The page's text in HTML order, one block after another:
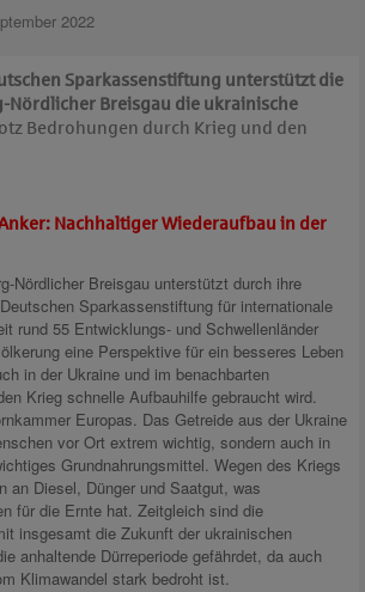
2022
Sparkassenstiftung unterstützt die
Nördlicher Breisgau die ukrainische
Bedrohungen durch Krieg und den
Nachhaltiger Wiederaufbau in der
Nördlicher Breisgau unterstützt durch ihre
Sparkassenstiftung für internationale
rund 55 Entwicklungs- und Schwellenländer
eine Perspektive für ein besseres Leben
in der Ukraine und im benachbarten
Krieg schnelle Aufbauhilfe gebraucht wird.
Europas. Das Getreide aus der Ukraine
vor Ort extrem wichtig, sondern auch in
Grundnahrungsmittel. Wegen des Kriegs
an Diesel, Dünger und Saatgut, was
für die Ernte hat. Zeitgleich sind die
insgesamt die Zukunft der ukrainischen
anhaltende Dürreperiode gefährdet, da auch
Klimawandel stark bedroht ist.